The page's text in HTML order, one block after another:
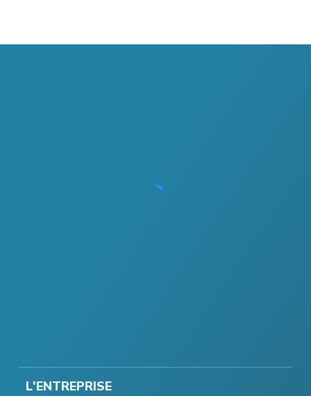
L'ENTREPRISE